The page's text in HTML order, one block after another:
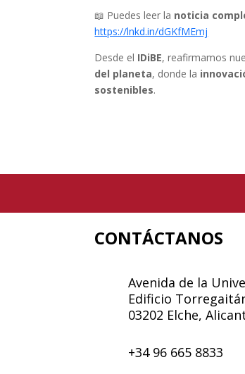
📖 Puedes leer la noticia
https://lnkd.in/dGKfMEmj
Desde el IDiBE, reafirmamos
del planeta, donde la
sostenibles.
CONTÁCTANOS
Avenida de la
Edificio
03202 Elche,
+34 96 665 8833